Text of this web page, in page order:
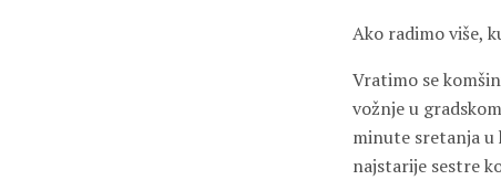
Ako radimo više,
Vratimo se
vožnje u
minute sretanja u
najstarije sestre